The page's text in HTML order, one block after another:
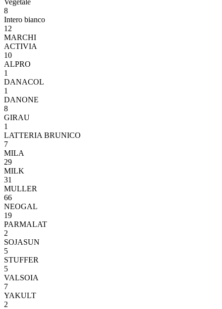
8
Intero bianco
12
MARCHI
ACTIVIA
10
ALPRO
1
DANACOL
1
DANONE
8
GIRAU
1
LATTERIA BRUNICO
7
MILA
29
MILK
31
MULLER
66
NEOGAL
19
PARMALAT
2
SOJASUN
5
STUFFER
5
VALSOIA
7
YAKULT
2